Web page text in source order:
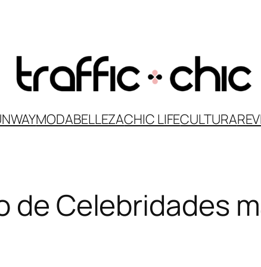
MODABELLEZACHIC LIFECULTURA
de Celebridades